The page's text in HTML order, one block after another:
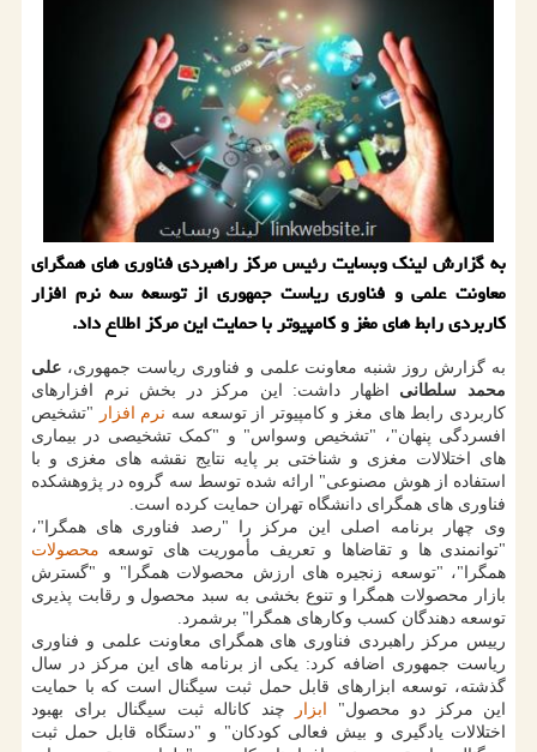
به گزارش لینک وبسایت رئیس مرکز راهبردی فناوری های همگرای
معاونت علمی و فناوری ریاست جمهوری از توسعه سه نرم افزار
کاربردی رابط های مغز و کامپیوتر با حمایت این مرکز اطلاع داد.
به گزارش روز شنبه معاونت علمی و فناوری ریاست جمهوری، علی
محمد سلطانی اظهار داشت: این مرکز در بخش نرم افزارهای
کاربردی رابط های مغز و کامپیوتر از توسعه سه نرم افزار
"تشخیص
افسردگی پنهان"، "تشخیص وسواس" و "کمک تشخیصی در بیماری
های اختلالات مغزی و شناختی بر پایه نتایج نقشه های مغزی و با
استفاده از هوش مصنوعی" ارائه شده توسط سه گروه در پژوهشکده
فناوری های همگرای دانشگاه تهران حمایت کرده است.
وی چهار برنامه اصلی این مرکز را "رصد فناوری های همگرا"،
"توانمندی ها و تقاضاها و تعریف مأموریت های توسعه محصولات
همگرا"، "توسعه زنجیره های ارزش محصولات همگرا" و "گسترش
بازار محصولات همگرا و تنوع بخشی به سبد محصول و رقابت پذیری
توسعه دهندگان کسب وکارهای همگرا" برشمرد.
رییس مرکز راهبردی فناوری های همگرای معاونت علمی و فناوری
ریاست جمهوری اضافه کرد: یکی از برنامه های این مرکز در سال
گذشته، توسعه ابزارهای قابل حمل ثبت سیگنال است که با حمایت
این مرکز دو محصول" ابزار
چند کاناله ثبت سیگنال برای بهبود
اختلالات یادگیری و بیش فعالی کودکان" و "دستگاه قابل حمل ثبت